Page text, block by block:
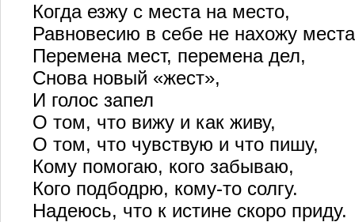
Когда езжу с места на место,
Равновесию в себе не нахожу
Перемена мест, перемена дел,
Снова новый «жест»,
И голос запел
О том, что вижу и как живу,
О том, что чувствую и что пишу,
Кому помогаю, кого забываю,
Кого подбодрю, кому-то солгу.
Надеюсь, что к истине скоро приду.